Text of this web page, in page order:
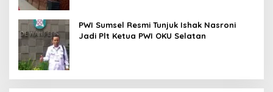
PWI Sumsel Resmi Tunjuk Ishak Nasroni
Jadi Plt Ketua PWI OKU Selatan